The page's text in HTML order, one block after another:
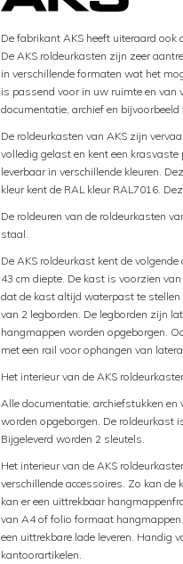
De fabrikant AKS heeft uiteraard
De AKS roldeurkasten zijn zeer
in verschillende formaten wat het
is passend voor in uw ruimte en van
documentatie, archief en bijvoorbeeld
De roldeurkasten van AKS zijn
volledig gelast en kent een
leverbaar in verschillende kleuren.
kleur kent de RAL kleur RAL7016.
De roldeuren van de roldeurkasten
staal.
De AKS roldeurkast kent de
43 cm diepte. De kast is voorzien
dat de kast altijd waterpast te
van 2 legborden. De legborden zijn
hangmappen worden opgeborgen.
met een rail voor ophangen van
Het interieur van de AKS
Alle documentatie, archiefstukken
worden opgeborgen. De roldeurkast
Bijgeleverd worden 2 sleutels.
Het interieur van de AKS
verschillende accessoires. Zo kan
kan er een uittrekbaar
van A4 of folio formaat
een uittrekbare lade leveren. Handig
kantoorartikelen.